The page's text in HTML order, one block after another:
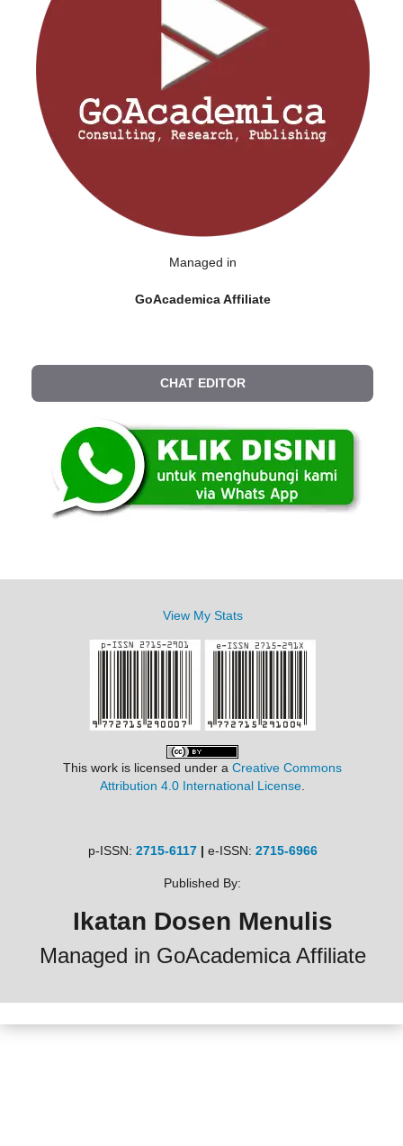
Managed in
GoAcademica Affiliate
CHAT EDITOR
View My Stats
This work is licensed under a Creative Commons
Attribution 4.0 International License
p-ISSN: 2715-6117| e-ISSN: 2715-6966
Published By:
Ikatan Dosen Menulis
Managed in GoAcademica Affiliate